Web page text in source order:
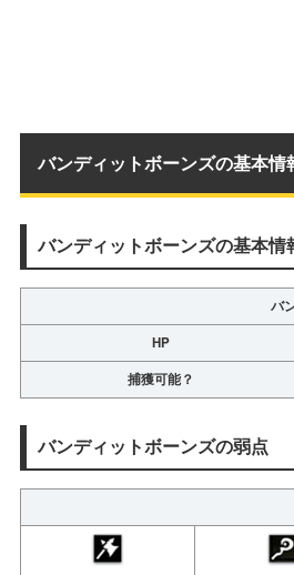
バンディットボーンズの基本情
バンディットボーンズの基本情
バ
HP
捕獲可能？
バンディットボーンズの弱点